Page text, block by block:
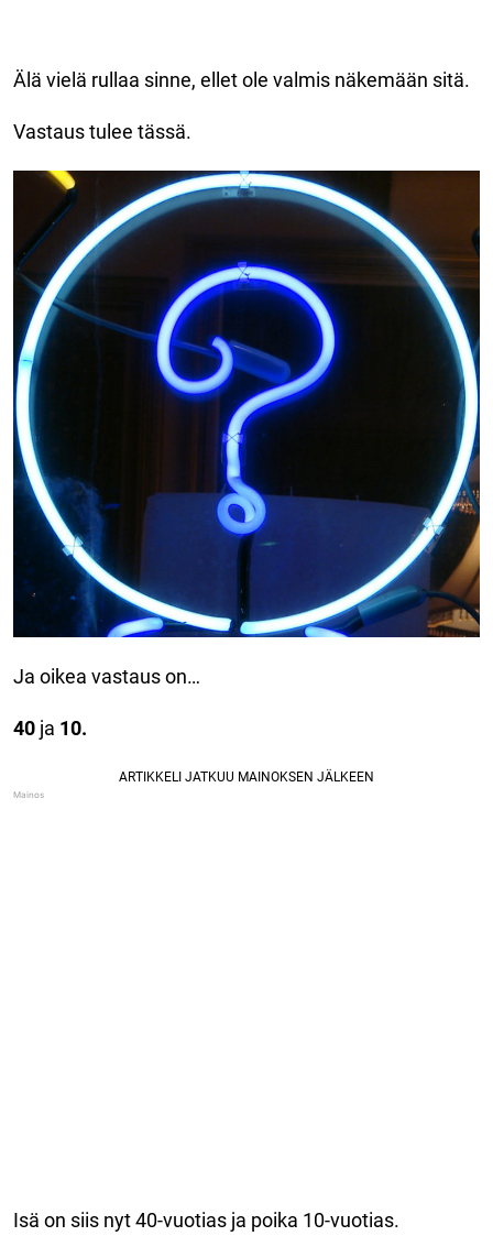
Älä vielä rullaa sinne, ellet ole valmis näkemään sitä.
Vastaus tulee tässä.
Ja oikea vastaus on…
40 ja 10.
Isä on siis nyt 40-vuotias ja poika 10-vuotias.